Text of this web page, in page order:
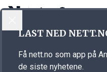
Annonsørinnhold
LAST NED
Få nett.no som app på
de siste nyhetene.